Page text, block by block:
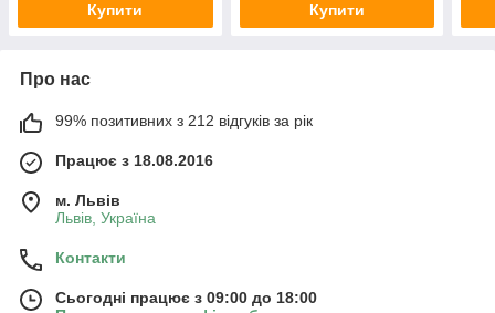
Купити Купити
Про нас
99% позитивних з 212 відгуків за рік
Працює з 18.08.2016
м. Львів
Львів, Україна
Контакти
Сьогодні працює з 09:00 до 18:00